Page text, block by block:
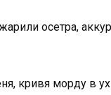
осетра,
кривя морду в